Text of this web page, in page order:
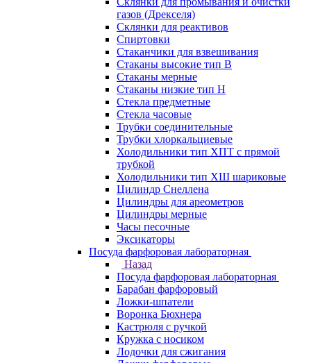
газов (Дрекселя)
Склянки для реактивов
Спиртовки
Стаканчики для взвешивания
Стаканы высокие тип В
Стаканы мерные
Стаканы низкие тип Н
Стекла предметные
Стекла часовые
Трубки соединительные
Трубки хлоркальциевые
Холодильники тип ХПТ с прямой
трубкой
Холодильники тип ХШ шариковые
Цилиндр Снеллена
Цилиндры для ареометров
Цилиндры мерные
Часы песочные
Эксикаторы
Посуда фарфоровая лабораторная
Назад
Посуда фарфоровая лабораторная
Барабан фарфоровый
Ложки-шпатели
Воронка Бюхнера
Кастрюля с ручкой
Кружка с носиком
Лодочки для сжигания